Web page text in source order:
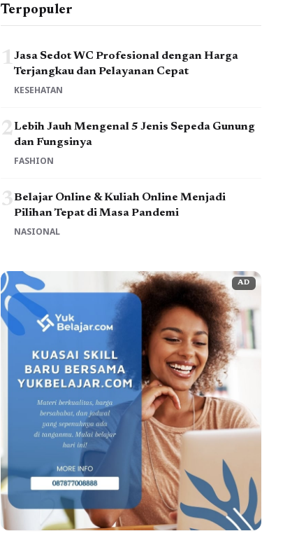
Terpopuler
1Jasa Sedot WC Profesional dengan Harga
Terjangkau dan Pelayanan Cepat
KESEHATAN
2Lebih Jauh Mengenal 5 Jenis Sepeda Gunung
dan Fungsinya
FASHION
3Belajar Online & Kuliah Online Menjadi
Pilihan Tepat di Masa Pandemi
NASIONAL
AD